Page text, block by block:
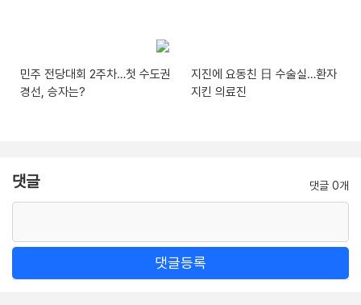
민주 전당대회 2주차…첫 수도권
경선, 승자는?
지진에 요동친 日 수술실…환자
지킨 의료진
댓글 댓글 0개
댓글등록